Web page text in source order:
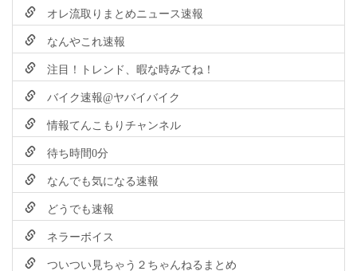
オレ流取りまとめニュース速報
なんやこれ速報
注目！トレンド、暇な時みてね！
バイク速報@ヤバイバイク
情報てんこもりチャンネル
待ち時間0分
なんでも気になる速報
どうでも速報
ネラーボイス
ついつい見ちゃう２ちゃんねるまとめ